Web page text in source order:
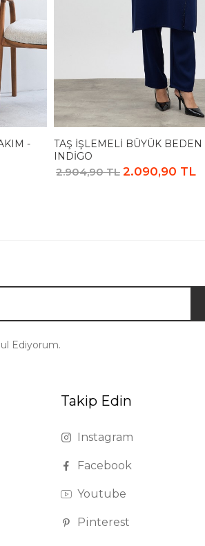
-
TAŞ İŞLEMELI BÜYÜK
INDIGO
2.904,90 TL 2.090,90 TL
Ediyorum.
Takip Edin
Instagram
Facebook
Youtube
Pinterest